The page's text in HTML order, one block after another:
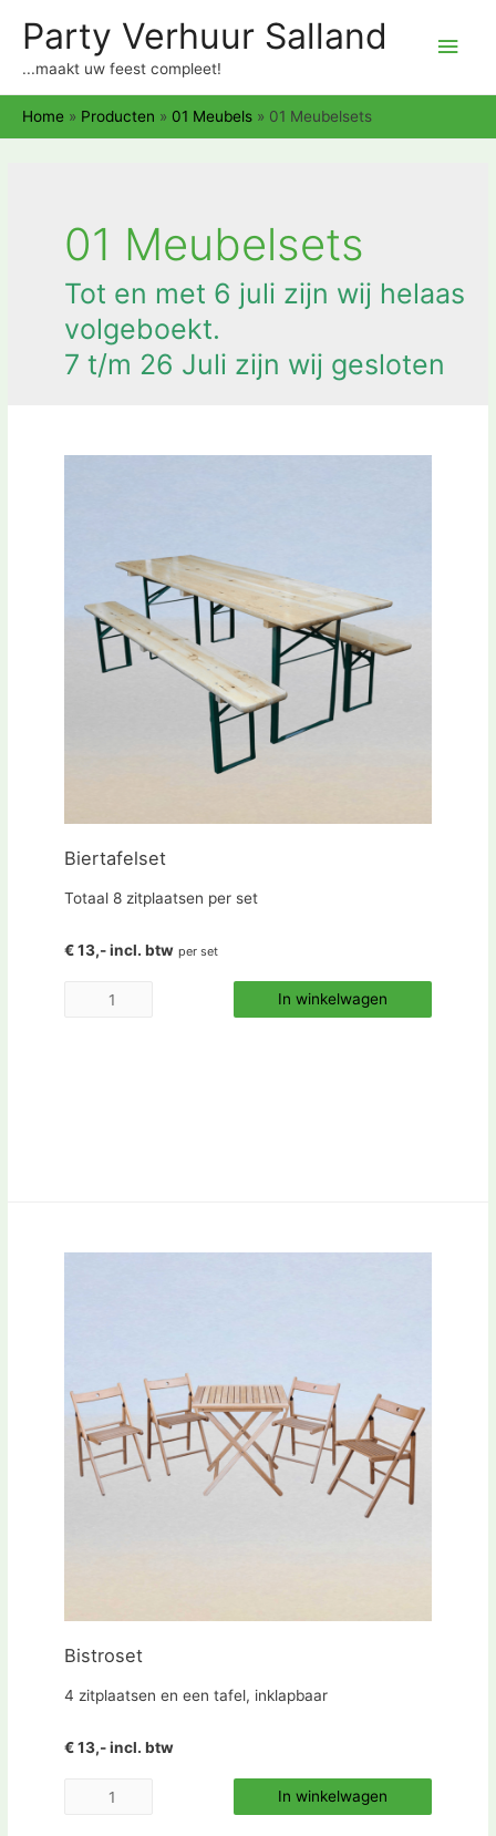
Party Verhuur Salland
...maakt uw feest compleet!
Home » Producten » 01 Meubels » 01 Meubelsets
01 Meubelsets
Tot en met 6 juli zijn wij helaas
volgeboekt.
7 t/m 26 Juli zijn wij gesloten
Biertafelset
Totaal 8 zitplaatsen per set
€ 13,- incl. btw per set
In winkelwagen
Bistroset
4 zitplaatsen en een tafel, inklapbaar
€ 13,- incl. btw
In winkelwagen